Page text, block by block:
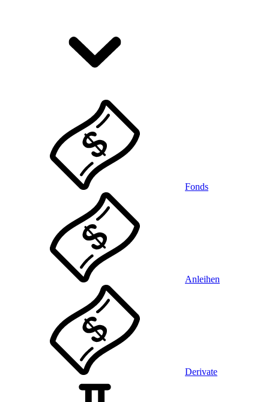
Fonds
Anleihen
Derivate